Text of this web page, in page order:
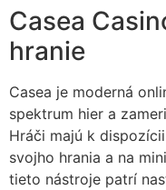
Casea
hranie
Casea je moderná
spektrum hier a
Hráči majú k
svojho hrania a na
tieto nástroje patrí